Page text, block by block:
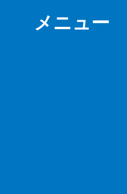
メニュー